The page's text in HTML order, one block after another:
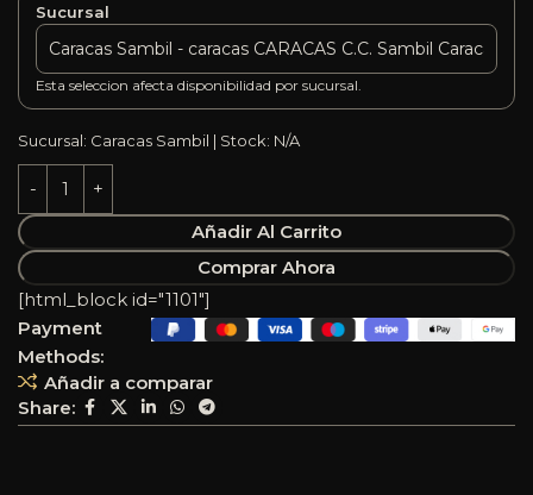
Sucursal
Esta seleccion afecta disponibilidad por sucursal.
Sucursal: Caracas Sambil | Stock: N/A
Añadir Al Carrito
Comprar Ahora
Añadir a comparar
Share:
[html_block id="1101"]
Payment
Methods: